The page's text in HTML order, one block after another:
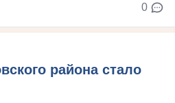
0
района стало